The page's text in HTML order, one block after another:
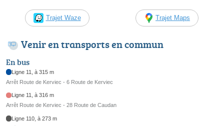
Trajet Waze Trajet Maps
Venir en transports en commun
En bus
Ligne 11, à 315 m
Arrêt Route de Kerviec - 6 Route de Kerviec
Ligne 11, à 316 m
Arrêt Route de Kerviec - 28 Route de Caudan
Ligne 110, à 273 m